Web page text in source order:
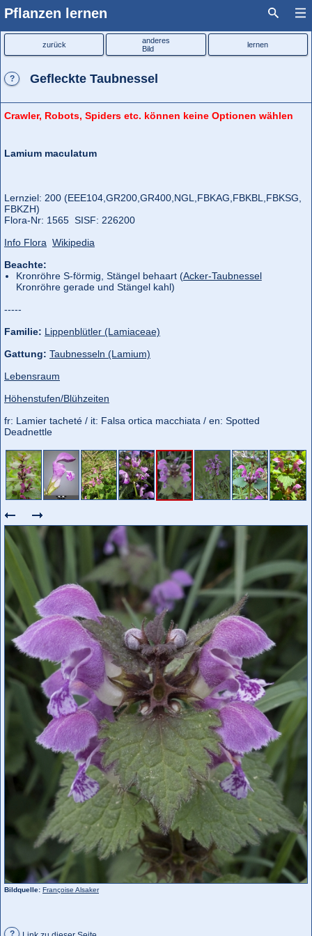
Pflanzen lernen
? Gefleckte Taubnessel
zurück
anderes
Bild
lernen
Crawler, Robots, Spiders etc. können keine Optionen wählen
Bildquelle: Françoise Alsaker
Lamium maculatum
Lernziel: 200 (EEE104, GR200, GR400, NGL, FBKAG, FBKBL, FBKSG,
FBKZH)
Flora‑Nr: 1565 SISF: 226200
Info Flora Wikipedia
Beachte:
Kronröhre S-förmig, Stängel behaart (Acker-Taubnessel
Kronröhre gerade und Stängel kahl)
-----
Familie: Lippenblütler (Lamiaceae)
Gattung: Taubnesseln (Lamium)
Lebensraum
Höhenstufen/Blühzeiten
fr: Lamier tacheté / it: Falsa ortica macchiata / en: Spotted
Deadnettle
?